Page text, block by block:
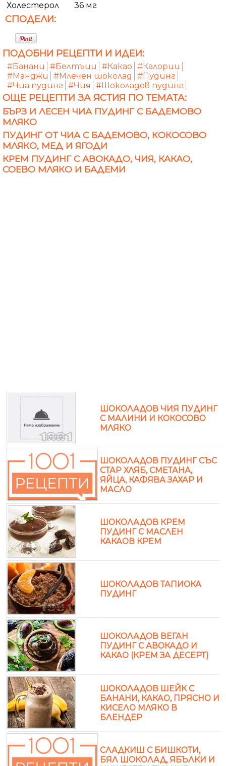
Холестерол
36 мг
СПОДЕЛИ:
ПОДОБНИ РЕЦЕПТИ И ИДЕИ:
#Банани #Белтъци #Какао #Калории
#Манджи
#Млечен шоколад
#Пудинг
#Чиа пудинг #Чия #Шоколадов пудинг
ОЩЕ РЕЦЕПТИ ЗА ЯСТИЯ ПО ТЕМАТА:
БЪРЗ И ЛЕСЕН ЧИА ПУДИНГ С БАДЕМОВО
МЛЯКО
ПУДИНГ ОТ ЧИА С БАДЕМОВО, КОКОСОВО
МЛЯКО, МЕД И ЯГОДИ
КРЕМ ПУДИНГ С АВОКАДО, ЧИЯ, КАКАО,
СОЕВО МЛЯКО И БАДЕМИ
ШОКОЛАДОВ ЧИЯ ПУДИНГ
С МАЛИНИ И КОКОСОВО
МЛЯКО
ШОКОЛАДОВ ПУДИНГ СЪС
СТАР ХЛЯБ, СМЕТАНА,
ЯЙЦА, КАФЯВА ЗАХАР И
МАСЛО
ШОКОЛАДОВ КРЕМ
ПУДИНГ С МАСЛЕН
КАКАОВ КРЕМ
ШОКОЛАДОВ ТАПИОКА
ПУДИНГ
ШОКОЛАДОВ ВЕГАН
ПУДИНГ С АВОКАДО И
КАКАО (КРЕМ ЗА ДЕСЕРТ)
ШОКОЛАДОВ ШЕЙК С
БАНАНИ, КАКАО, ПРЯСНО И
КИСЕЛО МЛЯКО В
БЛЕНДЕР
СЛАДКИШ С БИШКОТИ,
БЯЛ ШОКОЛАД, ЯБЪЛКИ И